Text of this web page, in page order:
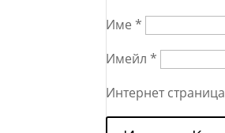
Име*
Имейл*
Интернет страница